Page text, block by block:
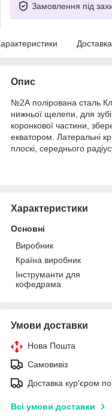
Замовлення під
Доставка
Опис
№2А полірована сталь
нижньої щелепи, для
коронкової частини,
екватором. Латеральні
плоскі, середнього
Характеристики
Основні
Виробник
Країна виробник
Інструманти для
кофедрама
Умови доставки
Нова Пошта
Самовивіз
Доставка кур'єром по
Всі умови доставки